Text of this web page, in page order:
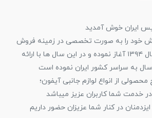
ایران خوش آمدید
خود را به صورت تخصصی در زمینه فروش
لوازم جانبی موبایل از سال ۱۳۹۴ آغاز نموده و در این سال ها با ارائه
به سراسر کشور ایران نموده است
محصولی از انواع لوازم جانبی آیفون؛
خدمت شما کاربران عزیز میباشد
در کنار شما عزیزان حضور داریم